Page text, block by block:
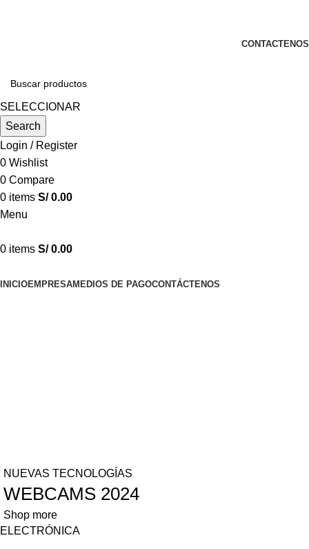
CONTACTENOS
SELECCIONAR
Search
Login / Register
0 Wishlist
0 Compare
0 items S/0.00
Menu
0 items S/0.00
INICIOEMPRESAMEDIOS DE PAGOCONTÁCTENOS
NUEVAS TECNOLOGÍAS
WEBCAMS 2024
Shop more
ELECTRÓNICA